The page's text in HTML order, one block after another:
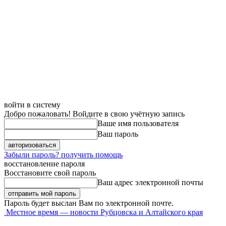
войти в систему
Добро пожаловать! Войдите в свою учётную запись
Ваше имя пользователя
Ваш пароль
Забыли пароль? получить помощь
восстановление пароля
Восстановите свой пароль
Ваш адрес электронной почты
Пароль будет выслан Вам по электронной почте.
Местное время — новости Рубцовска и Алтайского края